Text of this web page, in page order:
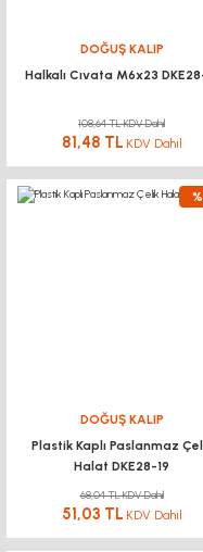
DOĞUŞ KALIP
Halkalı Cıvata M6x23
108,64 TL KDV Dahil
81,48 TL KDV Dahil
DOĞUŞ KALIP
Plastik Kaplı Paslanmaz
Halat DKE28-19
68,04 TL KDV Dahil
51,03 TL KDV Dahil